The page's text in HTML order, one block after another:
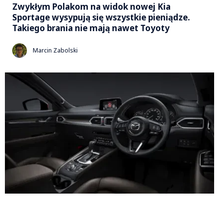
Zwykłym Polakom na widok nowej Kia
Sportage wysypują się wszystkie pieniądze.
Takiego brania nie mają nawet Toyoty
Marcin Zabolski